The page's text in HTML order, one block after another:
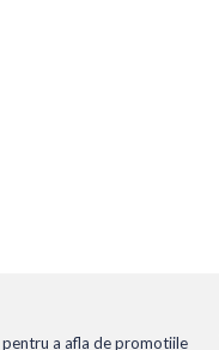
pentru a afla de promotiile